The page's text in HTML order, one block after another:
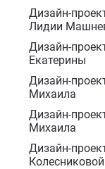
Дизайн-
Лидии
Дизайн-
Екатерины
Дизайн-
Михаила
Дизайн-
Михаила
Дизайн-
Колесниковой